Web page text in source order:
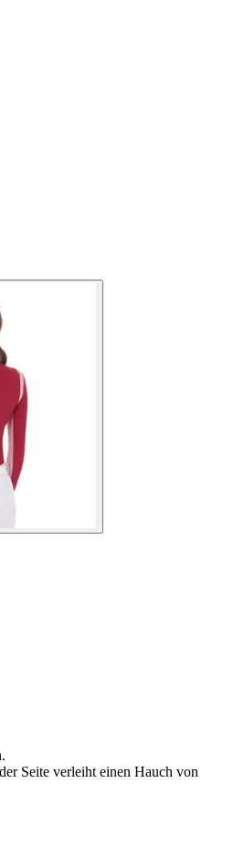
Seite verleiht einen Hauch von